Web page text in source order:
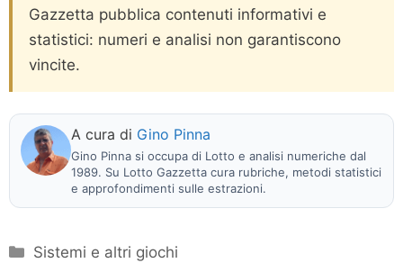
Gazzetta pubblica contenuti informativi e
statistici: numeri e analisi non garantiscono
vincite.
A cura di Gino Pinna
Gino Pinna si occupa di Lotto e analisi numeriche dal
1989. Su Lotto Gazzetta cura rubriche, metodi statistici
e approfondimenti sulle estrazioni.
Categorie
Sistemi e altri giochi